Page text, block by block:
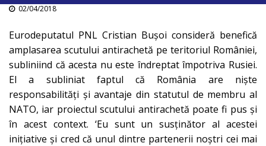
02/04/2018
Eurodeputatul PNL Cristian Buşoi consideră benefică
amplasarea scutului antirachetă pe teritoriul României,
subliniind că acesta nu este îndreptat împotriva Rusiei.
El a subliniat faptul că România are nişte
responsabilităţi şi avantaje din statutul de membru al
NATO, iar proiectul scutului antirachetă poate fi pus şi
în acest context. ‘Eu sunt un susţinător al acestei
iniţiative şi cred că unul dintre partenerii noştri cei mai